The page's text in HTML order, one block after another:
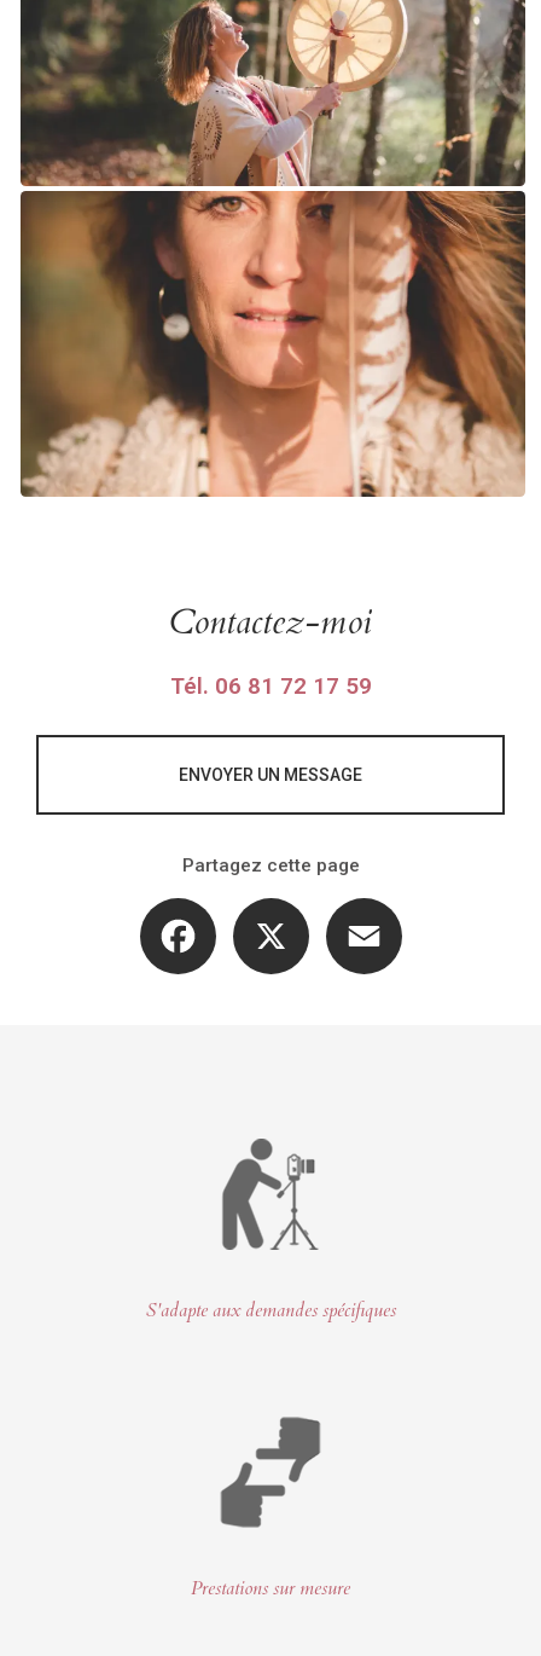
Contactez-moi
Tél. 06 81 72 17 59
ENVOYER UN MESSAGE
Partagez cette page
Facebook
S'adapte aux demandes spécifiques
Prestations sur mesure